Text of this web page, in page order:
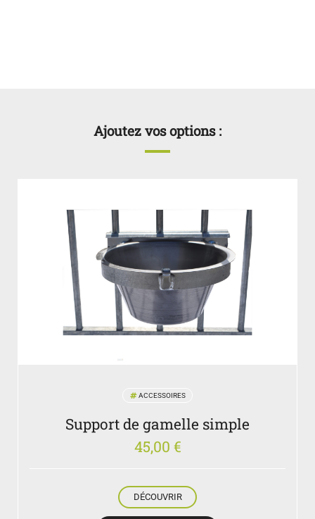
Ajoutez vos options :
ACCESSOIRES
Support de gamelle simple
45,00 €
DÉCOUVRIR